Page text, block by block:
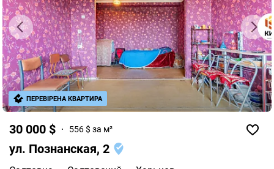
30 000 $ 556 $ за м²
ул. Познанская, 2
ПЕРЕВІРЕНА КВАРТИРА